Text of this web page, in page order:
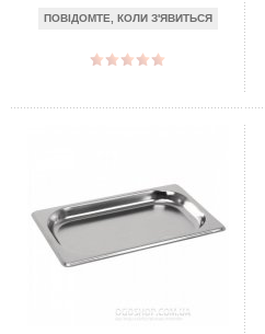
ПОВІДОМТЕ, КОЛИ З'ЯВИТЬСЯ